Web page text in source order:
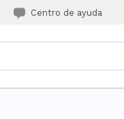
Centro de ayuda